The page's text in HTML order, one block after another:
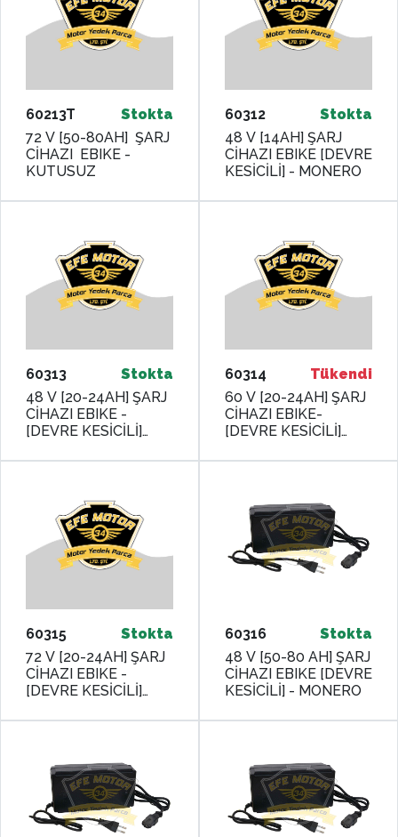
60213T
Stokta
72 V [50-80AH] ŞARJ
CİHAZI EBIKE -
KUTUSUZ
60312
Stokta
48 V [14AH] ŞARJ
CİHAZI EBIKE [DEVRE
KESİCİLİ] - MONERO
60313
Stokta
48 V [20-24AH] ŞARJ
CİHAZI EBIKE -
[DEVRE KESİCİLİ]
60314
Tükendi
60 V [20-24AH] ŞARJ
CİHAZI EBIKE-
[DEVRE KESİCİLİ]
60315
Stokta
72 V [20-24AH] ŞARJ
CİHAZI EBIKE -
[DEVRE KESİCİLİ]
60316
Stokta
48 V [50-80 AH] ŞARJ
CİHAZI EBIKE [DEVRE
KESİCİLİ] - MONERO